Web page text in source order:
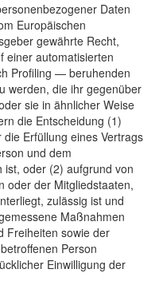
Daten
Europäischen
gewährte Recht,
einer automatisierten
Profiling — beruhenden
werden, die ihr gegenüber
sie in ähnlicher Weise
die Entscheidung (1)
Erfüllung eines Vertrags
und dem
ist, oder (2) aufgrund von
oder der Mitgliedstaaten,
zulässig ist und
Maßnahmen
Freiheiten sowie der
Person
Einwilligung der